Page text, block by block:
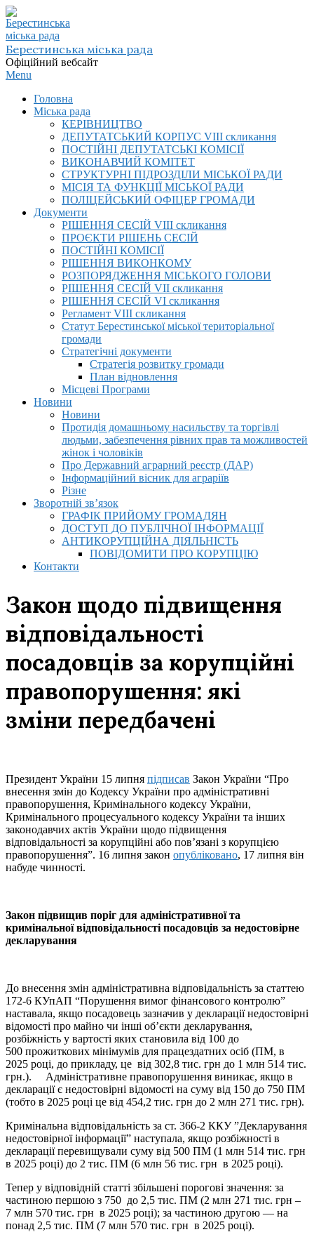
Skip
to
content
Берестинська міська рада
Офіційний вебсайт
Primary
Menu
Menu
Головна
Міська рада
КЕРІВНИЦТВО
ДЕПУТАТСЬКИЙ КОРПУС VIІI скликання
ПОСТІЙНІ ДЕПУТАТСЬКІ КОМІСІЇ
ВИКОНАВЧИЙ КОМІТЕТ
СТРУКТУРНІ ПІДРОЗДІЛИ МІСЬКОЇ РАДИ
МІСІЯ ТА ФУНКЦІЇ МІСЬКОЇ РАДИ
ПОЛІЦЕЙСЬКИЙ ОФІЦЕР ГРОМАДИ
Документи
РІШЕННЯ СЕСІЙ VIІI скликання
ПРОЄКТИ РІШЕНЬ СЕСІЙ
ПОСТІЙНІ КОМІСІЇ
РІШЕННЯ ВИКОНКОМУ
РОЗПОРЯДЖЕННЯ МІСЬКОГО ГОЛОВИ
РІШЕННЯ СЕСІЙ VII скликання
РІШЕННЯ СЕСІЙ VI скликання
Регламент VIІI скликання
Статут Берестинської міської територіальної
громади
Стратегічні документи
Стратегія розвитку громади
План відновлення
Місцеві Програми
Новини
Новини
Протидія домашньому насильству та торгівлі
людьми, забезпечення рівних прав та можливостей
жінок і чоловіків
Про Державний аграрний реєстр (ДАР)
Інформаційний вісник для аграріїв
Різне
Зворотній зв’язок
ГРАФІК ПРИЙОМУ ГРОМАДЯН
ДОСТУП ДО ПУБЛІЧНОЇ ІНФОРМАЦІЇ
АНТИКОРУПЦІЙНА ДІЯЛЬНІСТЬ
ПОВІДОМИТИ ПРО КОРУПЦІЮ
Контакти
Закон щодо підвищення
відповідальності
посадовців за корупційні
правопорушення: які
зміни передбачені
Президент України 15 липня підписав Закон України “Про
внесення змін до Кодексу України про адміністративні
правопорушення, Кримінального кодексу України,
Кримінального процесуального кодексу України та інших
законодавчих актів України щодо підвищення
відповідальності за корупційні або пов’язані з корупцією
правопорушення”. 16 липня закон опубліковано, 17 липня він
набуде чинності.
Закон підвищив поріг для адміністративної та
кримінальної відповідальності посадовців за недостовірне
декларування
До внесення змін адміністративна відповідальність за статтею
172-6 КУпАП “Порушення вимог фінансового контролю”
наставала, якщо посадовець зазначив у декларації недостовірні
відомості про майно чи інші об’єкти декларування,
розбіжність у вартості яких становила від 100 до
500 прожиткових мінімумів для працездатних осіб (ПМ, в
2025 році, до прикладу, це від 302,8 тис. грн до 1 млн 514 тис.
грн.). Адміністративне правопорушення виникає, якщо в
декларації є недостовірні відомості на суму від 150 до 750 ПМ
(тобто в 2025 році це від 454,2 тис. грн до 2 млн 271 тис. грн).
Кримінальна відповідальність за ст. 366-2 ККУ ”Декларування
недостовірної інформації” наступала, якщо розбіжності в
декларації перевищували суму від 500 ПМ (1 млн 514 тис. грн
в 2025 році) до 2 тис. ПМ (6 млн 56 тис. грн в 2025 році).
Тепер у відповідній статті збільшені порогові значення: за
частиною першою з 750 до 2,5 тис. ПМ (2 млн 271 тис. грн –
7 млн 570 тис. грн в 2025 році); за частиною другою — на
понад 2,5 тис. ПМ (7 млн 570 тис. грн в 2025 році).